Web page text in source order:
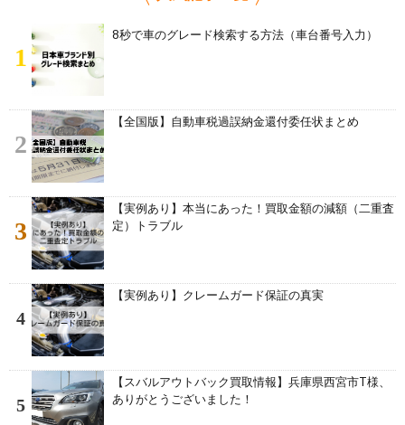
1
8秒で車のグレード検索する方法（車台番号入力）
2
【全国版】自動車税過誤納金還付委任状まとめ
3
【実例あり】本当にあった！買取金額の減額（二重査
定）トラブル
4
【実例あり】クレームガード保証の真実
5
【スバルアウトバック買取情報】兵庫県西宮市T様、
ありがとうございました！